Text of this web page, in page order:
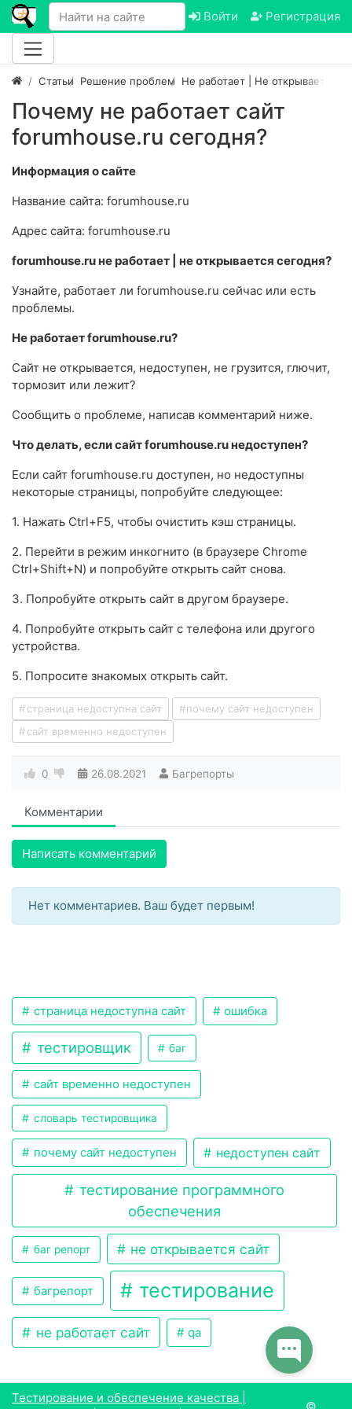
Войти Регистрация
Статьи Решение проблем Не работает | Не открывается
Почему не работает сайт
forumhouse.ru сегодня?
Информация о сайте
Название сайта: forumhouse.ru
Адрес сайта: forumhouse.ru
forumhouse.ru не работает | не открывается сегодня?
Узнайте, работает ли forumhouse.ru сейчас или есть
проблемы.
Не работает forumhouse.ru?
Сайт не открывается, недоступен, не грузится, глючит,
тормозит или лежит?
Сообщить о проблеме, написав комментарий ниже.
Что делать, если сайт forumhouse.ru недоступен?
Если сайт forumhouse.ru доступен, но недоступны
некоторые страницы, попробуйте следующее:
1. Нажать Ctrl+F5, чтобы очистить кэш страницы.
2. Перейти в режим инкогнито (в браузере Chrome
Ctrl+Shift+N) и попробуйте открыть сайт снова.
3. Попробуйте открыть сайт в другом браузере.
4. Попробуйте открыть сайт с телефона или другого
устройства.
5. Попросите знакомых открыть сайт.
страница недоступна сайт
почему сайт недоступен
сайт временно недоступен
0 26.08.2021 Багрепорты
Комментарии
Написать комментарий
Нет комментариев. Ваш будет первым!
страница недоступна сайт ошибка
тестировщик баг
сайт временно недоступен
словарь тестировщика
почему сайт недоступен недоступен сайт
тестирование программного
обеспечения
баг репорт не открывается сайт
багрепорт тестирование
не работает сайт qa
Тестирование и обеспечение качества |